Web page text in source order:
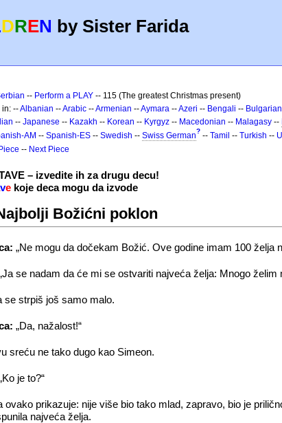
DREN by Sister Farida
-- Perform a PLAY -- 115 (The greatest Christmas present)
in: --Albanian --Arabic --Armenian --Aymara --Azeri -- Bengali -- Bulgarian
-- Japanese -- Kazakh -- Korean -- Kyrgyz -- Macedonian -- Malagasy --
AM -- Spanish-ES -- Swedish -- Swiss German? -- Tamil -- Turkish --
-- Next Piece
– izvedite ih za drugu decu!
ve koje deca mogu da izvode
Božićni poklon
„Ne mogu da dočekam Božić. Ove godine imam 100 želja
se nadam da će mi se ostvariti najveća želja: Mnogo želim
se strpiš još samo malo.
„Da, nažalost!“
sreću ne tako dugo kao Simeon.
je to?“
ovako prikazuje: nije više bio tako mlad, zapravo, bio je
najveća želja.